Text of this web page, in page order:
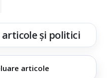
și politici
articole